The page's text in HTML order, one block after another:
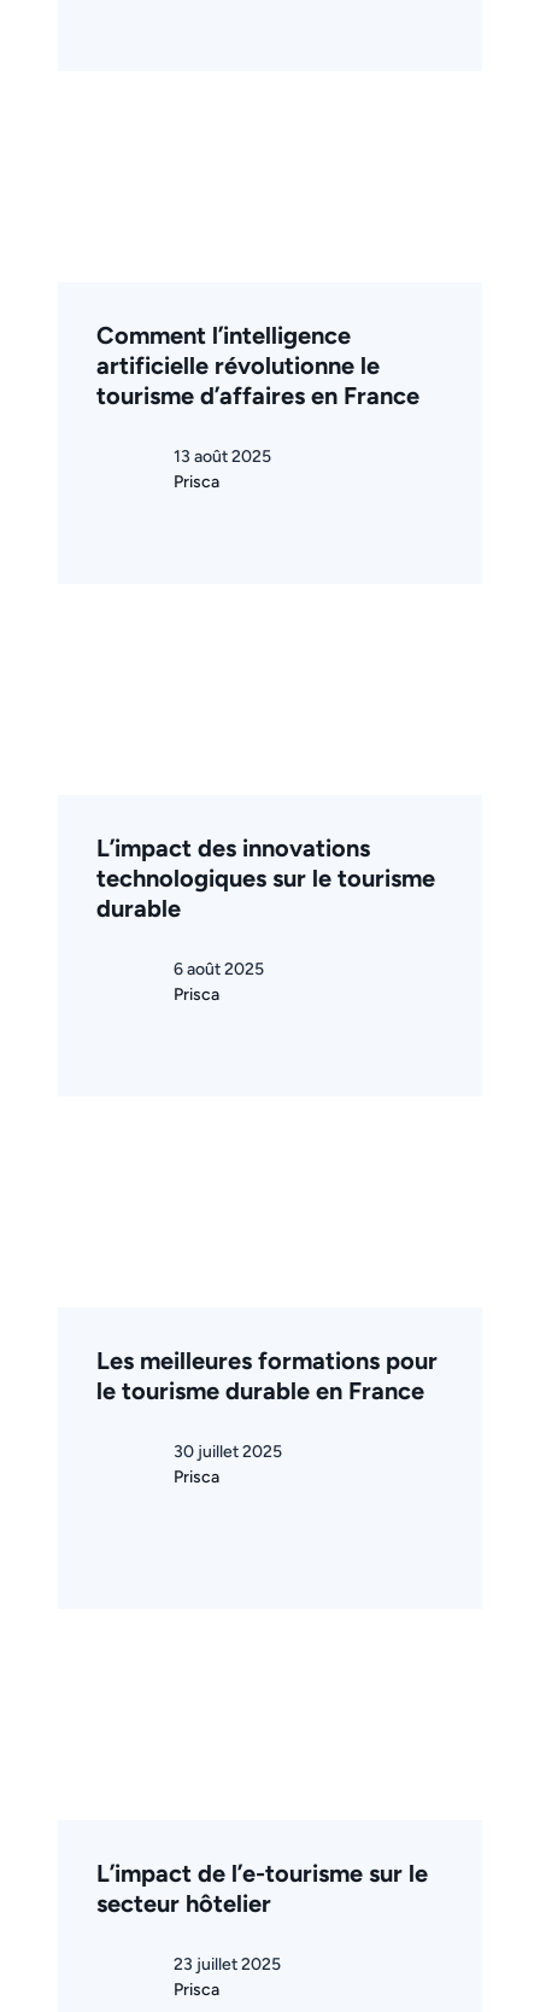
Comment l’intelligence
artificielle révolutionne le
tourisme d’affaires en France
13 août 2025
Prisca
L’impact des innovations
technologiques sur le tourisme
durable
6 août 2025
Prisca
Les meilleures formations pour
le tourisme durable en France
30 juillet 2025
Prisca
L’impact de l’e-tourisme sur le
secteur hôtelier
23 juillet 2025
Prisca